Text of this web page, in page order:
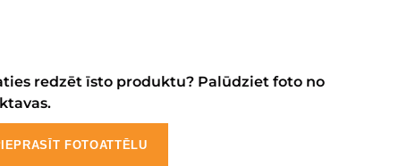
redzēt īsto produktu? Palūdziet foto no
FOTOATTĒLU